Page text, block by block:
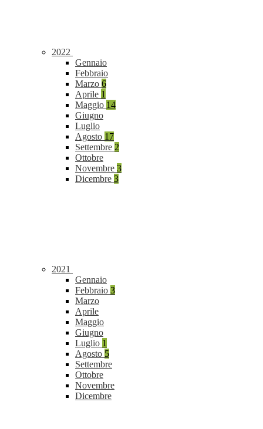
2022
Gennaio
Febbraio
Marzo 6
Aprile 1
Maggio 14
Giugno
Luglio
Agosto 17
Settembre 2
Ottobre
Novembre 3
Dicembre 3
2021
Gennaio
Febbraio 3
Marzo
Aprile
Maggio
Giugno
Luglio 1
Agosto 5
Settembre
Ottobre
Novembre
Dicembre